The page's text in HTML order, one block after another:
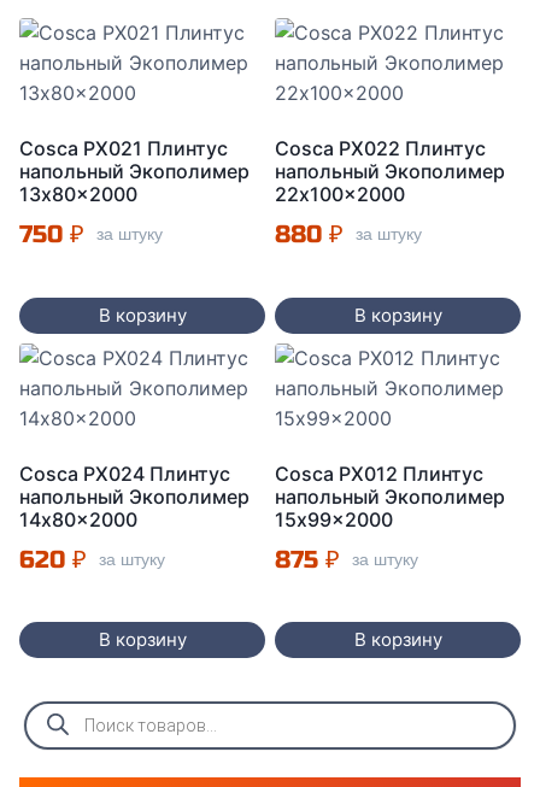
Cosca PX021 Плинтус
напольный Экополимер
13x80x2000
750 ₽ за штуку
В корзину
Cosca PX022 Плинтус
напольный Экополимер
22x100x2000
880 ₽ за штуку
В корзину
Cosca PX024 Плинтус
напольный Экополимер
14x80x2000
620 ₽ за штуку
В корзину
Cosca PX012 Плинтус
напольный Экополимер
15x99x2000
875 ₽ за штуку
В корзину
Поиск
товаров